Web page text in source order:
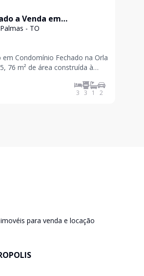
a Venda em
na Orla de Palmas 3
750 Mil Palmas/TO
- TO
Condomínio Fechado na Orla
76 m² de área construída à
3 3 1 2
para venda e locação